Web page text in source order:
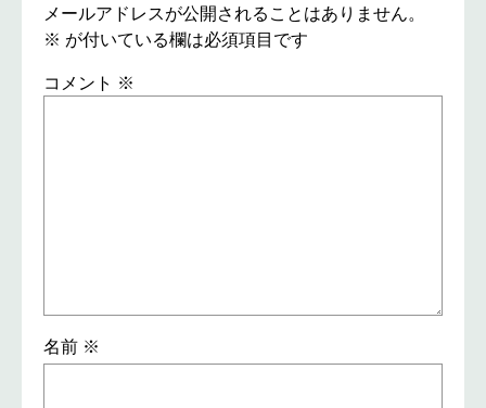
メールアドレスが公開されることはありません。
※ が付いている欄は必須項目です
コメント ※
名前 ※